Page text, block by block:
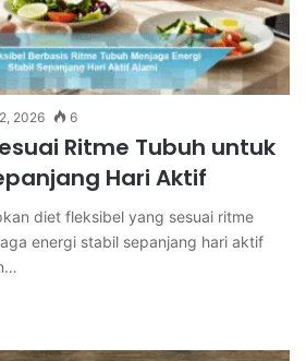
2026 6
Ritme Tubuh untuk
Hari Aktif
diet fleksibel yang sesuai ritme
energi stabil sepanjang hari aktif